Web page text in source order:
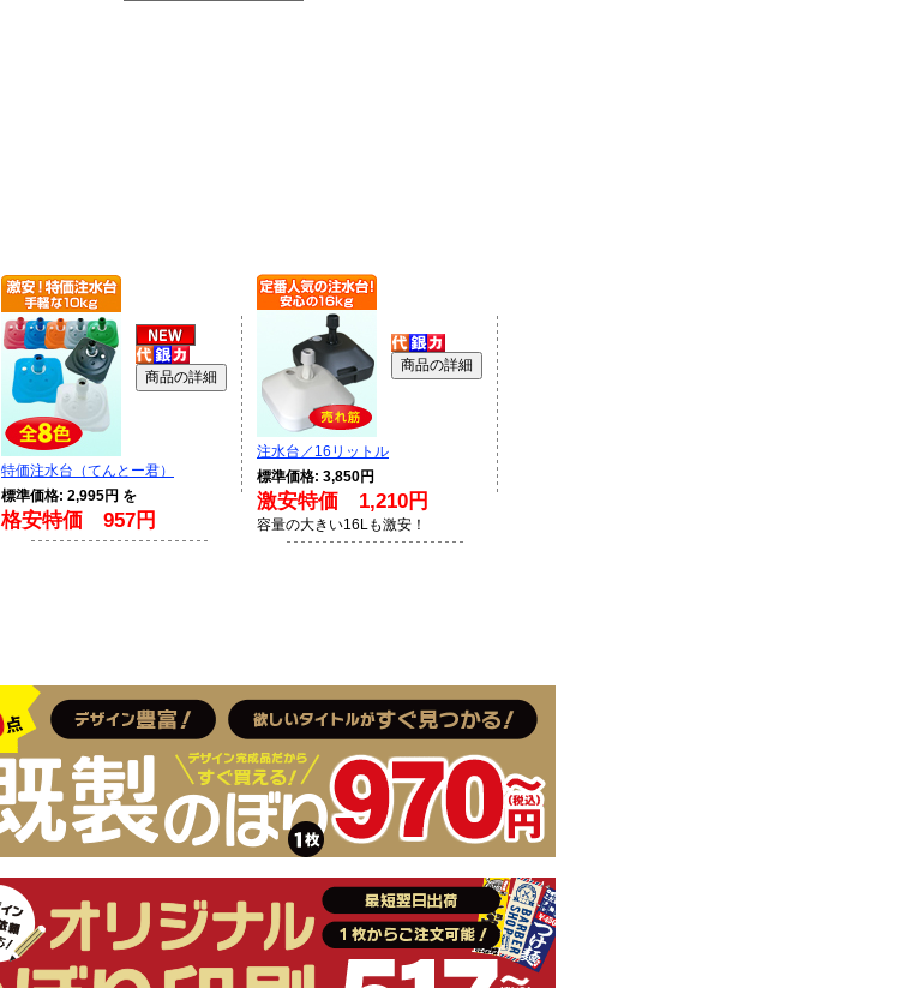
特価注水台（てんとー君）
標準価格: 2,995円 を
格安特価 957円
注水台／16リットル
標準価格: 3,850円
激安特価 1,210円
容量の大きい16Lも激安！